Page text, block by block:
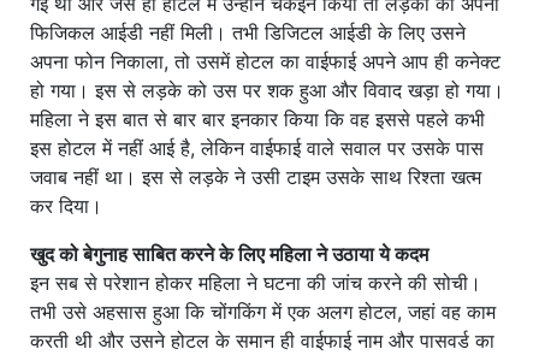
फिजिकल आईडी नहीं मिली। तभी डिजिटल आईडी के लिए उसने
अपना फोन निकाला, तो उसमें होटल का वाईफाई अपने आप ही कनेक्ट
हो गया। इस से लड़के को उस पर शक हुआ और विवाद खड़ा हो गया।
महिला ने इस बात से बार बार इनकार किया कि वह इससे पहले कभी
इस होटल में नहीं आई है, लेकिन वाईफाई वाले सवाल पर उसके पास
जवाब नहीं था। इस से लड़के ने उसी टाइम उसके साथ रिश्ता खत्म
कर दिया।
खुद को बेगुनाह साबित करने के लिए महिला ने उठाया ये कदम
इन सब से परेशान होकर महिला ने घटना की जांच करने की सोची।
तभी उसे अहसास हुआ कि चोंगकिंग में एक अलग होटल, जहां वह काम
करती थी और उसने होटल के समान ही वाईफाई नाम और पासवर्ड का